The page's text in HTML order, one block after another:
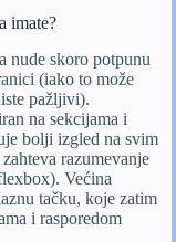
imate?
nude skoro potpunu
(iako to može
pažljivi).
na sekcijama i
bolji izgled na svim
razumevanje
Većina
tačku, koje zatim
i rasporedom